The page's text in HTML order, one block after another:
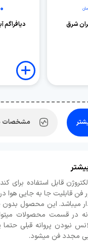
شرق
دیافراگم
مشخصات
16 وات الکتروژن قابل استفاده
را دار میباشد. این محصول
در قسمت محصولات
نبودن پروانه قبلی حتما
مجدد فن میشود.